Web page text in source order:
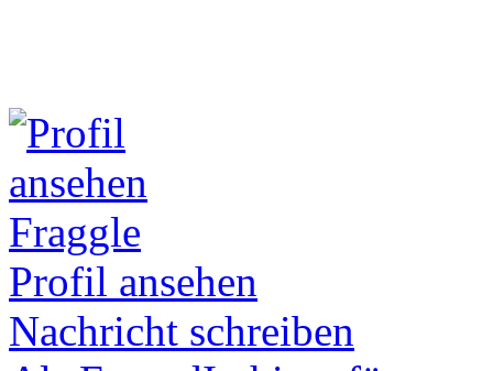
Fraggle
Profil ansehen
Nachricht schreiben